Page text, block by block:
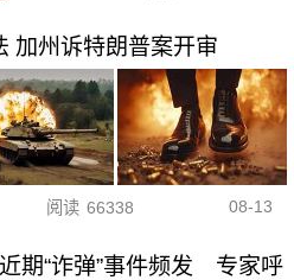
加州诉特朗普案开审
阅读 66338 08-13
期“诈弹”事件频发 专家呼